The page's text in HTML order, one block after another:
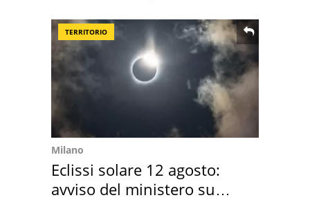
TERRITORIO
Milano
Eclissi solare 12 agosto:
avviso del ministero su